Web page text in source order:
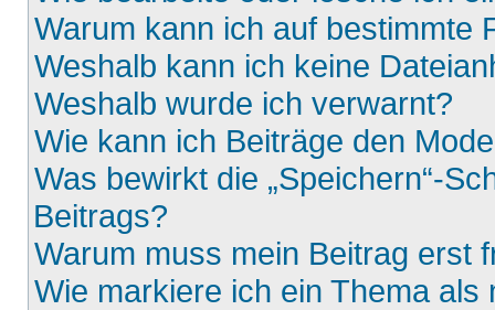
Warum kann ich auf bestimmte
Weshalb kann ich keine
Weshalb wurde ich verwarnt?
Wie kann ich Beiträge den
Was bewirkt die „Speichern“-
Beitrags?
Warum muss mein Beitrag erst
Wie markiere ich ein Thema als